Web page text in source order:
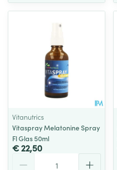
Vitanutrics
Vitaspray Melatonine Spray
Fl Glas 50ml
€ 22,50